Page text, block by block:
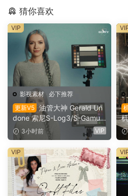
猜你喜欢
影视素材 · 必下推荐
更新V5 油管大神 Gerald Un
done 索尼S-Log3/S-Gamut
3.Cine素材色彩还原、监看L
UT调色预设 Gerald Undone
– S-Log3 LUT Pack（1260
2）
3小时前 VIP
VIP
VIP